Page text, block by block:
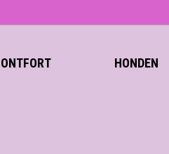
HONDEN